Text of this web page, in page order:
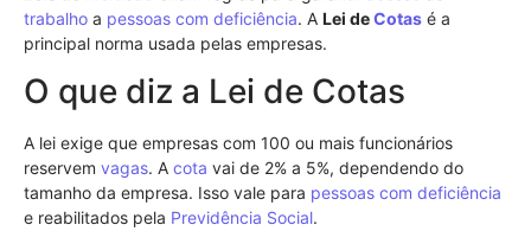
trabalho a pessoas com deficiência. A Lei deCotas é a
principal norma usada pelas empresas.
O que diz a Lei de Cotas
A lei exige que empresas com 100 ou mais funcionários
reservem vagas. A cota vai de 2% a 5%, dependendo do
tamanho da empresa. Isso vale para pessoas com deficiência
e reabilitados pela Previdência Social.